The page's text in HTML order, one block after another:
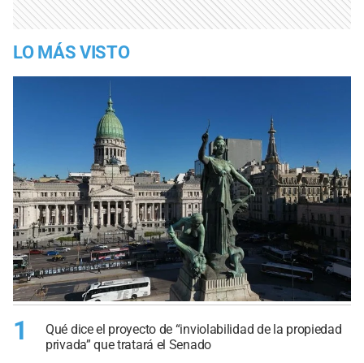
LO MÁS VISTO
1
Qué dice el proyecto de “inviolabilidad de la propiedad
privada” que tratará el Senado